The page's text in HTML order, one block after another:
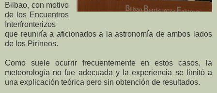
Bilbao, con motivo
de los Encuentros
Interfronterizos
que reuniría a aficionados a la astronomía de ambos lados
de los Pirineos.
Como suele ocurrir frecuentemente en estos casos, la
meteorología no fue adecuada y la experiencia se limitó a
una explicación teórica pero sin obtención de resultados.